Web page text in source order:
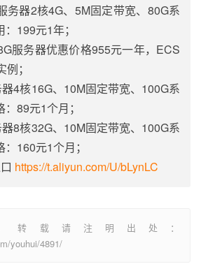
务器2核4G、5M固定带宽、80G系
199元1年；
服务器优惠价格955元一年，ECS
；
4核16G、10M固定带宽、100G系
89元1个月；
8核32G、10M固定带宽、100G系
160元1个月；
https://t.aliyun.com/U/bLynLC
转载请注明出处：
youhui/4891/